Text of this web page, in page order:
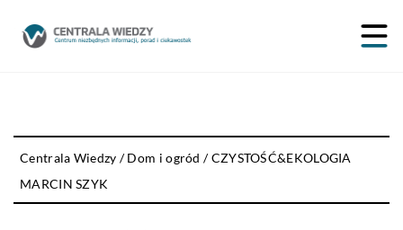
Centrala Wiedzy /Dom i ogród /CZYSTOŚĆ&EKOLOGIA
MARCIN SZYK